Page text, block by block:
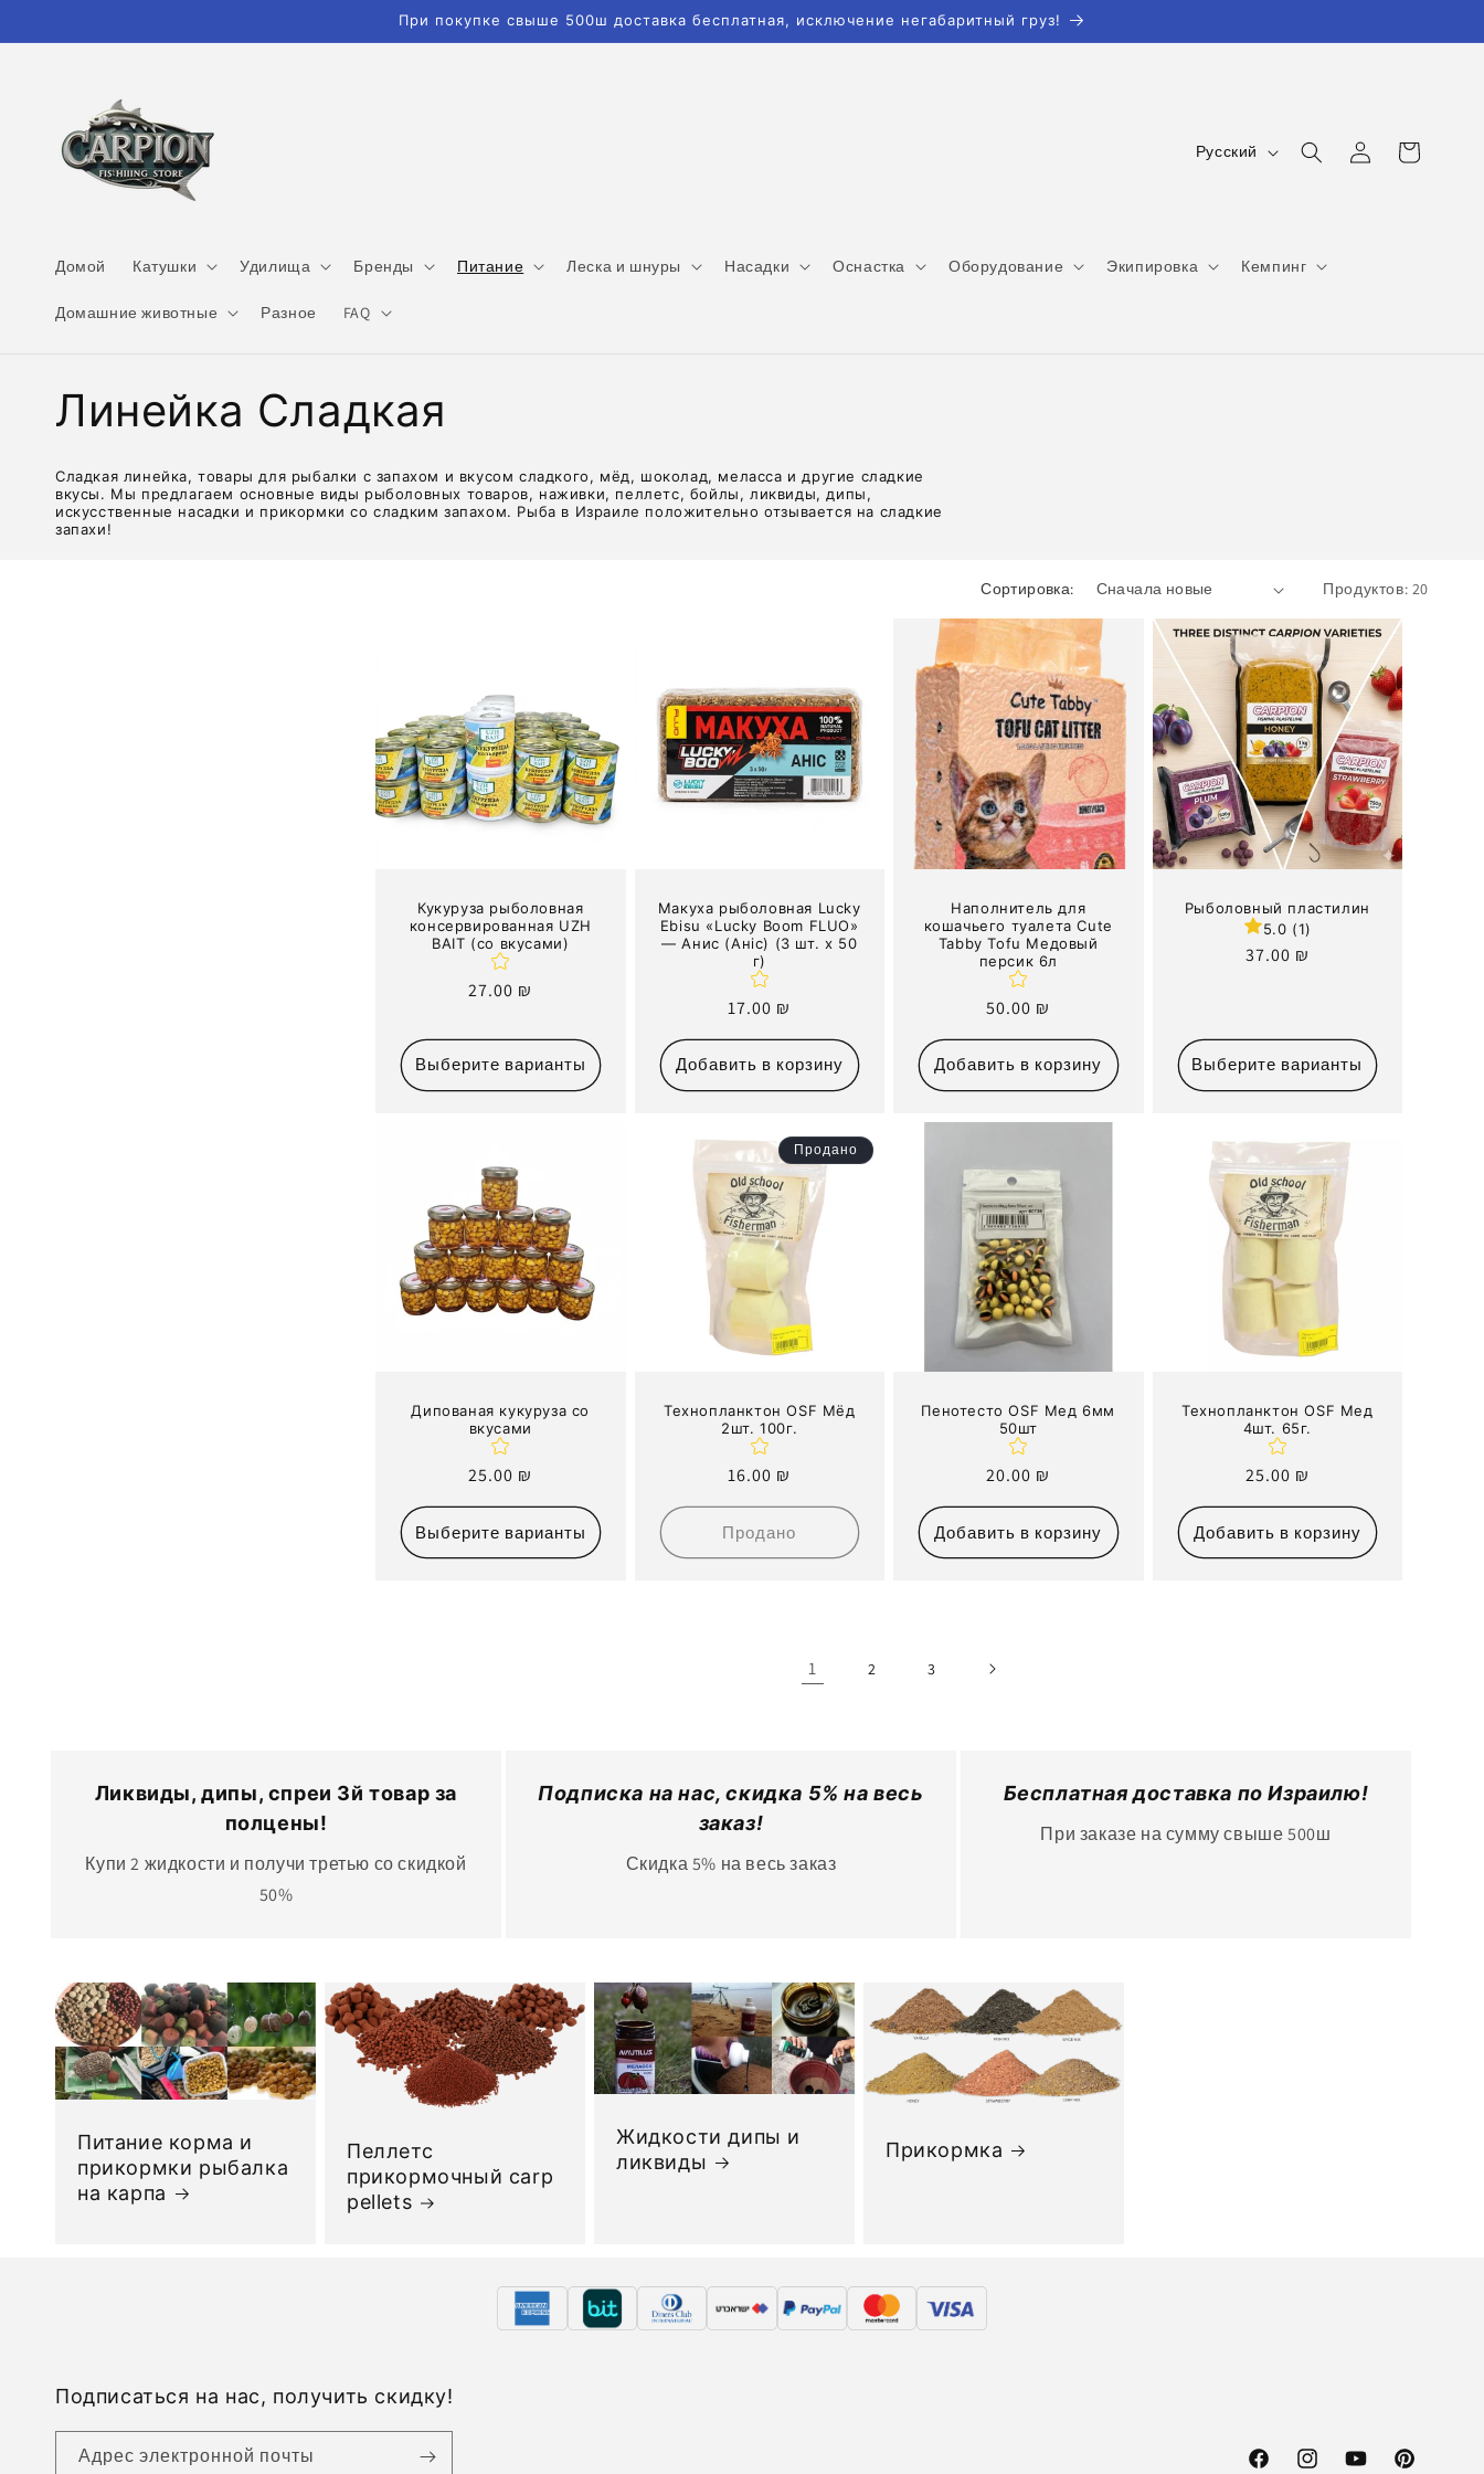
контенту
При покупке свыше 500ш доставка бесплатная, исключение негабаритный груз!
Домой Катушки Удилища Бренды Питание Леска и шнуры Насадки Оснастка Оборудование Экипировка Кемпинг
Домашние животные Разное FAQ
ЯРусский Войти Корзина
К
о
л
Линейка Сладкая
Сладкая линейка, товары для рыбалки с запахом и вкусом сладкого, мёд, шоколад, меласса и другие сладкие
вкусы. Мы предлагаем основные виды рыболовных товаров, наживки, пеллетс, бойлы, ликвиды, дипы,
искусственные насадки и прикормки со сладким запахом. Рыба в Израиле положительно отзывается на сладкие
запахи!
Сортировка: Продуктов: 20
Кукуруза рыболовная
консервированная UZH
BAIT (со вкусами)
Обычная
27.00 ₪
Выберите варианты
Макуха рыболовная Lucky
Ebisu «Lucky Boom FLUO»
— Анис (Аніс) (3 шт. х 50
г)
Обычная
17.00 ₪
Добавить в корзину
Наполнитель для
кошачьего туалета Cute
Tabby Tofu Медовый
персик 6л
Обычная
50.00 ₪
Добавить в корзину
Рыболовный пластилин
5.0 (1)
Обычная
37.00 ₪
Выберите варианты
Дипованая кукуруза со
вкусами
Обычная
25.00 ₪
Выберите варианты
Продано
Технопланктон OSF Мёд
2шт. 100г.
Обычная
16.00 ₪
Продано
Пенотесто OSF Мед 6мм
50шт
Обычная
20.00 ₪
Добавить в корзину
Технопланктон OSF Мед
4шт. 65г.
Обычная
25.00 ₪
Добавить в корзину
1 2 3
Ликвиды, дипы, спреи 3й товар за
полцены!
Купи 2 жидкости и получи третью со скидкой
50%
Подписка на нас, скидка 5% на весь
заказ!
Скидка 5% на весь заказ
Бесплатная доставка по Израилю!
При заказе на сумму свыше 500ш
Питание корма и
прикормки рыбалка
на карпа
Пеллетс
прикормочный carp
pellets
Жидкости дипы и
ликвиды
Прикормка
Подписаться на нас, получить скидку!
Адрес электронной почты